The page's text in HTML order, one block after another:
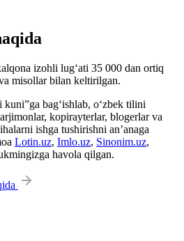
izohli lug‘ati 35 000 dan ortiq
misollar bilan keltirilgan.
bag‘ishlab, o‘zbek tilini
kopirayterlar, blogerlar va
ishga tushirishni an’anaga
Lotin.uz, Imlo.uz, Sinonim.uz,
havola qilgan.